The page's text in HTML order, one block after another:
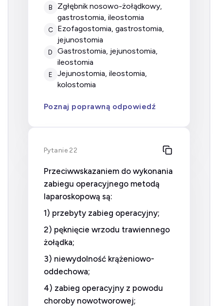
B
zgłębnik nosowo-żołądkowy,
gastrostomia, ileostomia
C
ezofagostomia, gastrostomia,
jejunostomia
D
gastrostomia, jejunostomia,
ileostomia
E
jejunostomia, ileostomia,
kolostomia
Poznaj poprawną odpowiedź
Pytanie 22
Przeciwwskazaniem do wykonania
zabiegu operacyjnego metodą
laparoskopową są:
1) przebyty zabieg operacyjny;
2) pęknięcie wrzodu trawiennego
żołądka;
3) niewydolność krążeniowo-
oddechowa;
4) zabieg operacyjny z powodu
choroby nowotworowej;